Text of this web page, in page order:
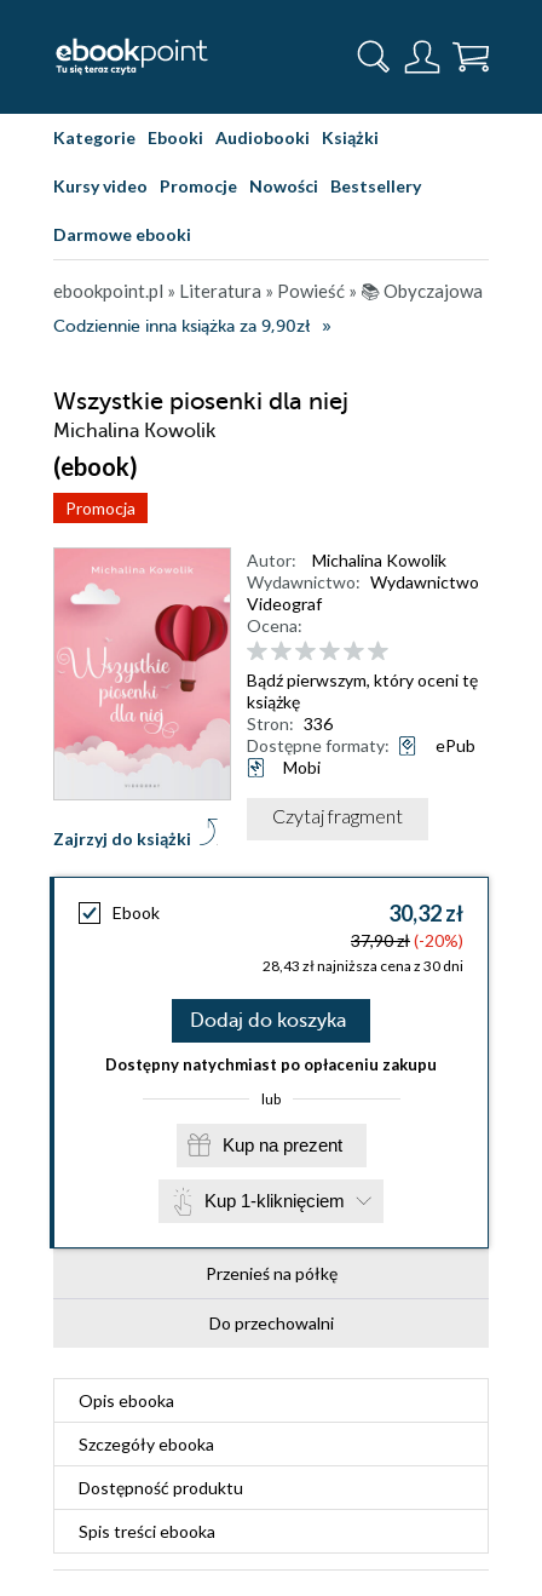
Kategorie Ebooki Audiobooki Książki
Kursy video Promocje Nowości Bestsellery
Darmowe ebooki
ebookpoint.pl » Literatura » Powieść » 📚 Obyczajowa
Codziennie inna książka za 9,90zł
Wszystkie piosenki dla niej
Michalina Kowolik
(ebook)
Promocja
Zajrzyj do książki
Autor:
Michalina Kowolik
Wydawnictwo: Wydawnictwo
Videograf
Ocena:
Bądź pierwszym, który oceni tę
książkę
Stron: 336
Dostępne formaty:
ePub
Mobi
Czytaj fragment
Ebook 30,32 zł
37,90 zł(-20%)
28,43 zł najniższa cena z 30 dni
Dodaj do koszyka
Dostępny natychmiast po opłaceniu zakupu
lub
Kup na prezent
Kup 1-kliknięciem
Przenieś na półkę
Do przechowalni
Opis ebooka
Szczegółyebooka
Dostępność produktu
Spis treściebooka